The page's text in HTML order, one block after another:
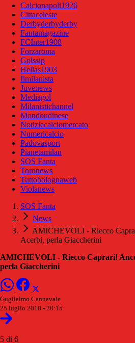
Calcionapoli1926
Cittaceleste
Derbyderbyderby
Fantamagazine
FCInter1908
Forzaroma
Golssip
Hellas1903
Ilmilanista
Juvenews
Mediagol
Milanistichannel
Mondoudinese
Notiziecalciomercato
Numericalcio
Padovasport
Pianetamilan
SOS Fanta
Toronews
Tuttobolognaweb
Violanews
SOS Fanta
News
AMICHEVOLI - Riecco
Acerbi, perla Giaccherini
AMICHEVOLI - Riecco Caprari!
perla Giaccherini
Guglielmo Cannavale
25 luglio 2018 - 20:15
5 di 6